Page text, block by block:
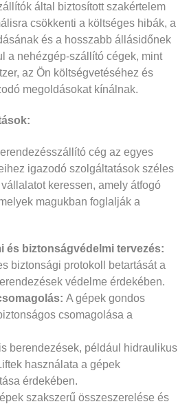
által biztosított szakértelem
csökkenti a költséges hibák, a
és a hosszabb állásidőnek
a nehézgép-szállító cégek, mint
az Ön költségvetéséhez és
megoldásokat kínálnak.
cég az egyes
igazodó szolgáltatások széles
keressen, amely átfogó
magukban foglalják a
és biztonságvédelmi tervezés:
biztonsági protokoll betartását a
védelme érdekében.
A gépek gondos
csomagolása a
berendezések, például hidraulikus
használata a gépek
érdekében.
szakszerű összeszerelése és